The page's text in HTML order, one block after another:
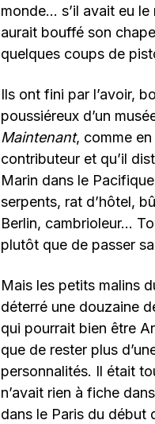
monde… s’il avait eu
aurait bouffé son
quelques coups de
Ils ont fini par l’avoir,
poussiéreux d’un
Maintenant, comme
contributeur et qu’il
Marin dans le
serpents, rat d’hôtel,
Berlin, cambrioleur…
plutôt que de passer
Mais les petits malins
déterré une douzaine
qui pourrait bien être
que de rester plus
personnalités. Il était
n’avait rien à fiche
dans le Paris du début